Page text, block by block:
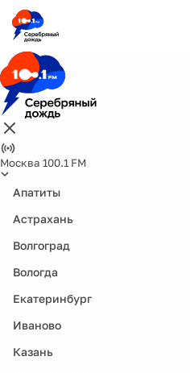
Москва 100.1 FM
Апатиты
Астрахань
Волгоград
Вологда
Екатеринбург
Иваново
Казань